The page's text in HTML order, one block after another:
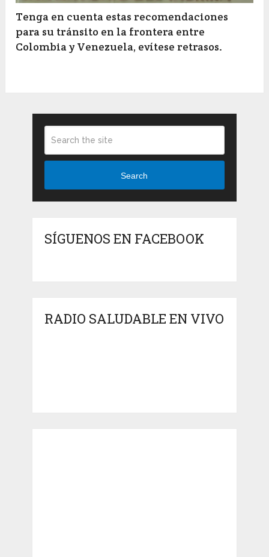
Tenga en cuenta estas recomendaciones
para su tránsito en la frontera entre
Colombia y Venezuela, evítese retrasos.
Search
SÍGUENOS EN FACEBOOK
RADIO SALUDABLE EN VIVO